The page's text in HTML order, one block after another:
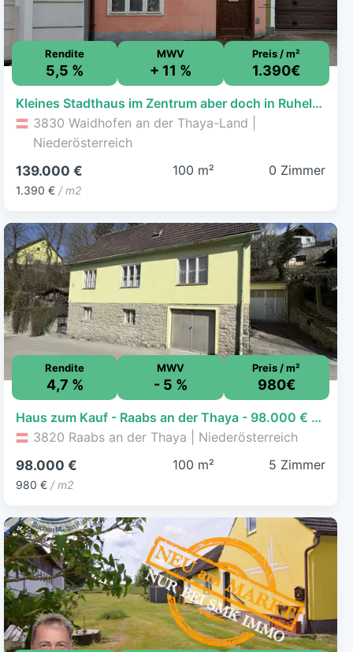
Rendite
5,5 %
MWV
+ 11 %
Preis / m²
1.390€
Kleines Stadthaus im Zentrum aber doch in Ruhelage
3830 Waidhofen an der Thaya-Land |
Niederösterreich
139.000 €
1.390 € / m2
100 m² 0 Zimmer
Rendite
4,7 %
MWV
- 5 %
Preis / m²
980€
Haus zum Kauf - Raabs an der Thaya - 98.000 € - 5 Zimmer, 100 m², 662 m² Grundstück
3820 Raabs an der Thaya | Niederösterreich
98.000 €
980 € / m2
100 m² 5 Zimmer